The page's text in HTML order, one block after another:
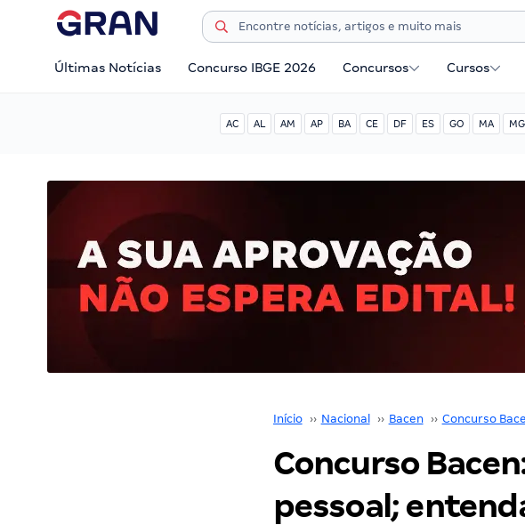
Últimas Notícias Concurso IBGE 2026 Concursos Cursos
AC AL AM AP BA CE DF ES GO MA MG
Início ›› Nacional ›› Bacen ›› Concurso
Concurso
pessoal;